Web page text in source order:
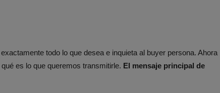
todo lo que desea e inquieta al buyer persona. Ahora
es lo que queremos transmitirle. El mensaje principal de